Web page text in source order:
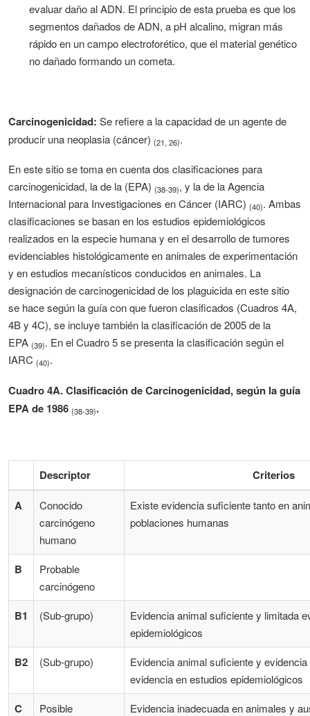
evaluar daño al ADN. El principio de esta prueba es que los
segmentos dañados de ADN, a pH alcalino, migran más
rápido en un campo electroforético, que el material genético
no dañado formando un cometa.
Carcinogenicidad: Se refiere a la capacidad de un agente de
producir una neoplasia (cáncer) (21, 26).
En este sitio se toma en cuenta dos clasificaciones para
carcinogenicidad, la de la (EPA) (38-39), y la de la Agencia
Internacional para Investigaciones en Cáncer (IARC) (40). Ambas
clasificaciones se basan en los estudios epidemiológicos
realizados en la especie humana y en el desarrollo de tumores
evidenciables histológicamente en animales de experimentación
y en estudios mecanísticos conducidos en animales. La
designación de carcinogenicidad de los plaguicida en este sitio
se hace según la guía con que fueron clasificados (Cuadros 4A,
4B y 4C), se incluye también la clasificación de 2005 de la
EPA (39). En el Cuadro 5 se presenta la clasificación según el
IARC (40).
Cuadro 4A. Clasificación de Carcinogenicidad, según la guía
EPA de 1986 (38-39).
Descriptor
Criterios
A
Conocido
carcinógeno
humano
Existe evidencia suficiente tanto en
poblaciones humanas
B
Probable
carcinógeno
B1 (Sub-grupo)
Evidencia animal suficiente y limitada
epidemiológicos
B2 (Sub-grupo)
Evidencia animal suficiente y
evidencia en estudios epidemiológicos
C Posible Evidencia inadecuada en animales y